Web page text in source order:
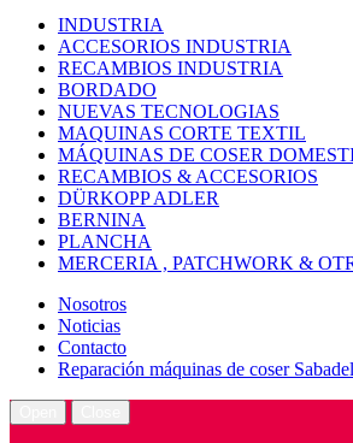
INDUSTRIA
ACCESORIOS INDUSTRIA
RECAMBIOS INDUSTRIA
BORDADO
NUEVAS TECNOLOGIAS
MAQUINAS CORTE TEXTIL
MÁQUINAS DE COSER
RECAMBIOS & ACCESORIOS
DÜRKOPP ADLER
BERNINA
PLANCHA
MERCERIA , PATCHWORK &
Nosotros
Noticias
Contacto
Reparación máquinas de coser